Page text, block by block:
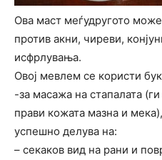
Ова маст меѓудругото
против акни, чиреви,
исфрлувања.
Овој мевлем се користи
-за масажа на стапалата
прави кожата мазна и мека),
успешно делува на:
– секаков вид на рани и